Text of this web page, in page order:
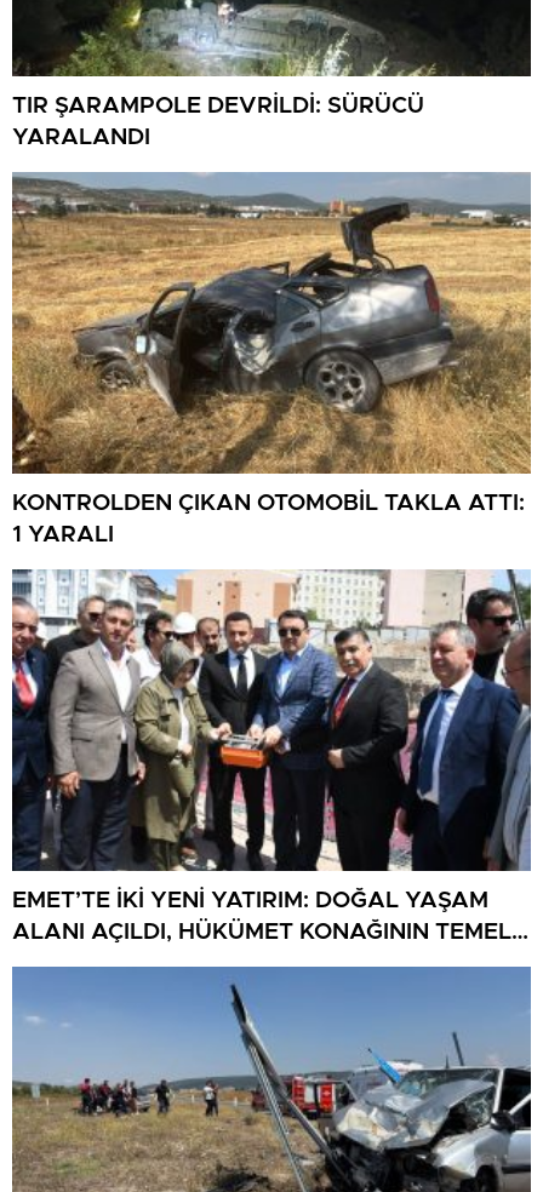
TIR ŞARAMPOLE DEVRİLDİ: SÜRÜCÜ
YARALANDI
KONTROLDEN ÇIKAN OTOMOBİL TAKLA ATTI:
1 YARALI
EMET’TE İKİ YENİ YATIRIM: DOĞAL YAŞAM
ALANI AÇILDI, HÜKÜMET KONAĞININ TEMELİ
ATILDI